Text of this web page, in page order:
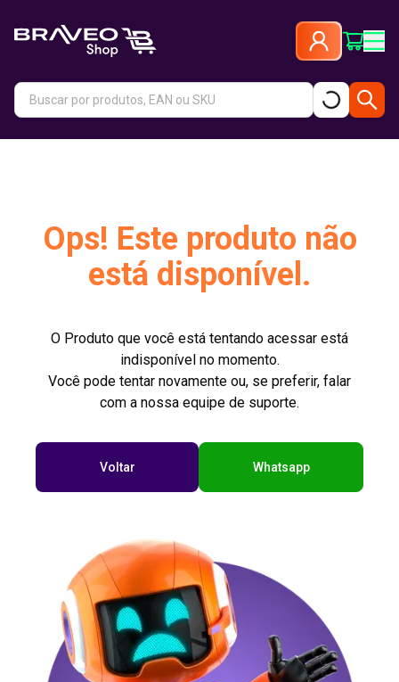
Ops! Este produto não
está disponível.
O Produto que você está tentando acessar está
indisponível no momento.
Você pode tentar novamente ou, se preferir, falar
com a nossa equipe de suporte.
Voltar Whatsapp